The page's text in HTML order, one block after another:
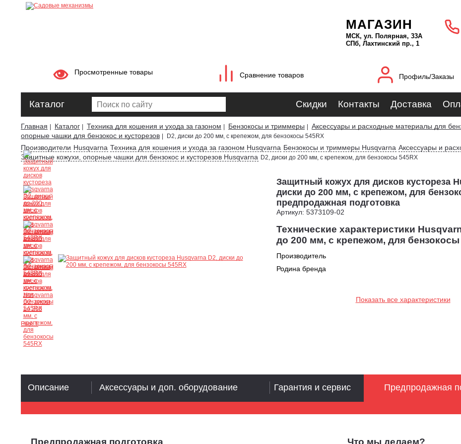
МАГАЗИН
МСК, ул. Полярная, 33А
СПб, Лахтинский пр., 1
Просмотренные товары Сравнение товаров Профиль/Заказы
Каталог Скидки Контакты Доставка
Главная Каталог Техника для кошения и ухода за газоном Бензокосы и триммеры Аксессуары и расходные материалы для
опорные чашки для бензокос и кусторезов
D2, диски до 200 мм, с крепежом, для бензокосы 545RX
Производители Husqvarna Техника для кошения и ухода за газоном Husqvarna Бензокосы и триммеры Husqvarna Аксессуары и
Защитные кожухи, опорные чашки для бензокос и кусторезов Husqvarna D2, диски до 200 мм, с крепежом, для бензокосы 545RX
Ещё 1
Защитный кожух для дисков кустореза
диски до 200 мм, с крепежом, для
предпродажная подготовка
Артикул: 5373109-02
Технические характеристики
до 200 мм, с крепежом, для бензокосы
Производитель
Родина бренда
Показать все характеристики
Предпродажная подготовка Что мы делаем?
Описание Аксессуары и доп. оборудование Гарантия и сервис Предпродажная